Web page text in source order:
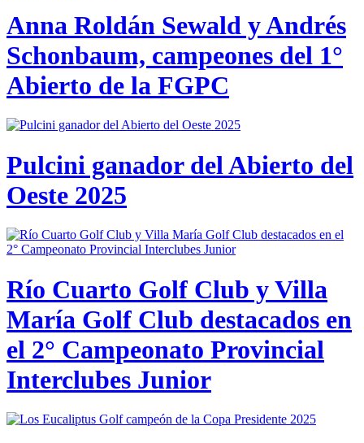
Anna Roldán Sewald y Andrés
Schonbaum, campeones del 1°
Abierto de la FGPC
Pulcini ganador del Abierto del
Oeste 2025
Río Cuarto Golf Club y Villa
María Golf Club destacados en
el 2° Campeonato Provincial
Interclubes Junior